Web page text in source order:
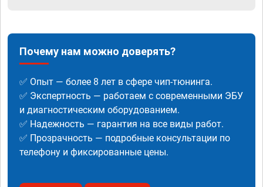
Почему нам можно доверять?
✅ Опыт — более 8 лет в сфере чип-тюнинга.
✅ Экспертность — работаем с современными ЭБУ
и диагностическим оборудованием.
✅ Надежность — гарантия на все виды работ.
✅ Прозрачность — подробные консультации по
телефону и фиксированные цены.